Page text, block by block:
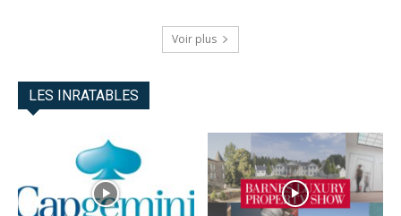
Voir plus
LES INRATABLES